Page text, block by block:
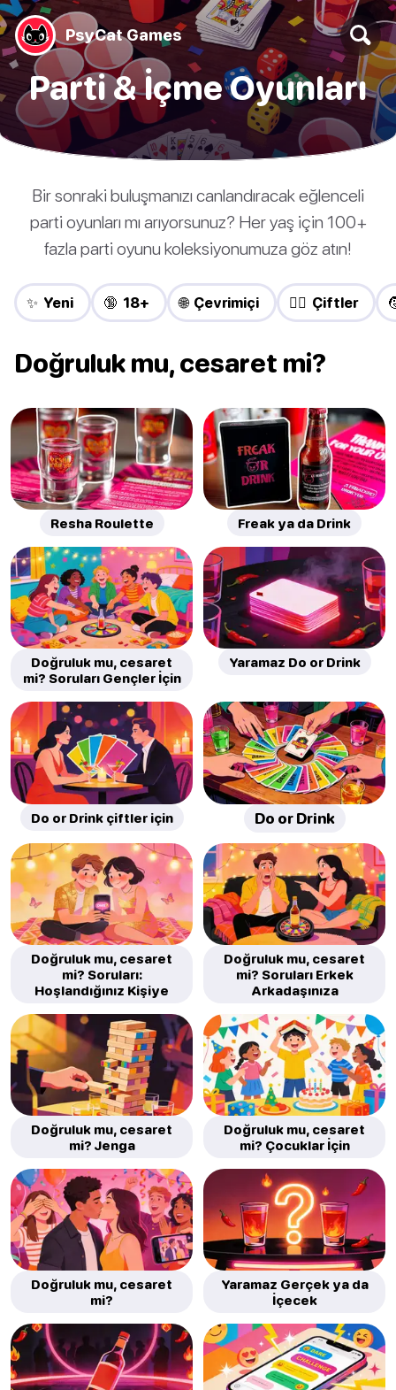
PsyCat Games
Parti & İçme Oyunları
Bir sonraki buluşmanızı canlandıracak eğlenceli
parti oyunları mı arıyorsunuz? Her yaş için 100+
fazla parti oyunu koleksiyonumuza göz atın!
✨ Yeni 🔞 18+ 🌐 Çevrimiçi ❤️‍🔥 Çiftler
Doğruluk mu, cesaret mi?
Resha Roulette Freak ya da Drink
Doğruluk mu, cesaret
mi? Soruları Gençler İçin
Yaramaz Do or Drink
Do or Drink çiftler için Do or Drink
Doğruluk mu, cesaret
mi? Soruları:
Hoşlandığınız Kişiye
Doğruluk mu, cesaret
mi? Soruları Erkek
Arkadaşınıza
Doğruluk mu, cesaret
mi? Jenga
Doğruluk mu, cesaret
mi? Çocuklar İçin
Doğruluk mu, cesaret
mi?
Yaramaz Gerçek ya da
İçecek